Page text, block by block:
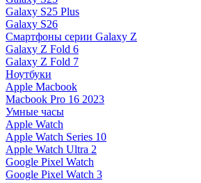
Galaxy S25 Plus
Galaxy S26
Смартфоны серии Galaxy Z
Galaxy Z Fold 6
Galaxy Z Fold 7
Ноутбуки
Apple Macbook
Macbook Pro 16 2023
Умные часы
Apple Watch
Apple Watch Series 10
Apple Watch Ultra 2
Google Pixel Watch
Google Pixel Watch 3